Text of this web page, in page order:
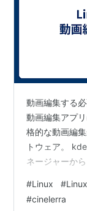
動画編集する
動画編集アプ
格的な動画編
トウェア。
ネージャーか
うのが良いと
事だが。
#Linux #
#cinelerra